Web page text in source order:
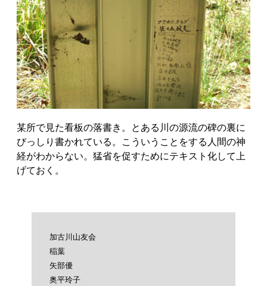
某所で見た看板の落書き。とある川の源流の碑の裏に
びっしり書かれている。こういうことをする人間の神
経がわからない。猛省を促すためにテキスト化して上
げておく。
加古川山友会
稲葉
矢部優
奥平玲子